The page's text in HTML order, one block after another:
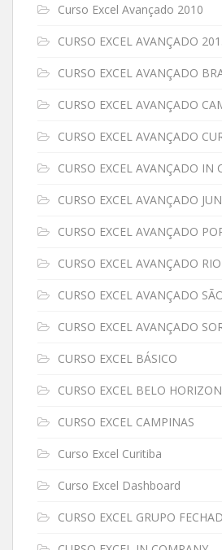
Curso Excel Avançado 2010
CURSO EXCEL AVANÇADO
CURSO EXCEL AVANÇADO
CURSO EXCEL AVANÇADO
CURSO EXCEL AVANÇADO
CURSO EXCEL AVANÇADO IN
CURSO EXCEL AVANÇADO
CURSO EXCEL AVANÇADO
CURSO EXCEL AVANÇADO
CURSO EXCEL AVANÇADO
CURSO EXCEL AVANÇADO
CURSO EXCEL BÁSICO
CURSO EXCEL BELO
CURSO EXCEL CAMPINAS
Curso Excel Curitiba
Curso Excel Dashboard
CURSO EXCEL GRUPO